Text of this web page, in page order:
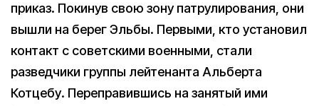
приказ. Покинув свою зону патрулирования, они
вышли на берег Эльбы. Первыми, кто установил
контакт с советскими военными, стали
разведчики группы лейтенанта Альберта
Котцебу. Переправившись на занятый ими